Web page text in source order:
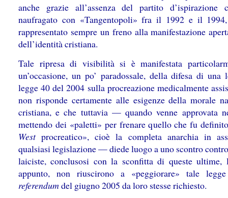
anche grazie all’assenza del partito d’ispirazione
naufragato con «Tangentopoli» fra il 1992 e il
rappresentato sempre un freno alla manifestazione
dell’identità cristiana.
Tale ripresa di visibilità si è manifestata
un’occasione, un po’ paradossale, della difesa di una
legge 40 del 2004 sulla procreazione medicalmente
non risponde certamente alle esigenze della morale
cristiana, e che tuttavia — quando venne approvata
mettendo dei «paletti» per frenare quello che fu
Westprocreatico», cioè la completa anarchia in
qualsiasi legislazione — diede luogo a uno scontro
laiciste, conclusosi con la sconfitta di queste ultime,
appunto, non riuscirono a «peggiorare» tale
referendumdel giugno 2005 da loro stesse richiesto.